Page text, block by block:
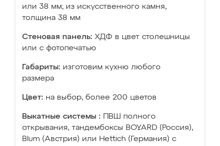
или 38 мм; из искусственного камня,
толщина 38 мм
Стеновая панель: ХДФ в цвет столешницы
или с фотопечатью
Габариты: изготовим кухню любого
размера
Цвет: на выбор, более 200 цветов
Выкатные системы :
ПВШ полного
открывания, тандембоксы BOYARD (Россия),
Blum (Австрия) или Hettich (Германия) с